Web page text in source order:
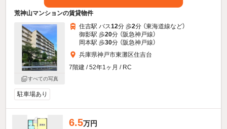
荒神山マンションの賃貸物件
すべての写真
住吉駅 バス12分 歩2分 （東海道線など）
御影駅 歩20分 （阪急神戸線）
岡本駅 歩30分 （阪急神戸線）
兵庫県神戸市東灘区住吉台
7階建 / 52年1ヶ月 / RC
駐車場あり
6.5万円